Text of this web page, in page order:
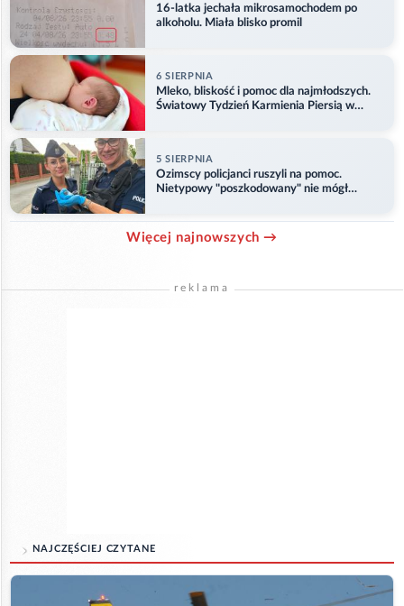
16-latka jechała mikrosamochodem po
alkoholu. Miała blisko promil
6 SIERPNIA
Mleko, bliskość i pomoc dla najmłodszych.
Światowy Tydzień Karmienia Piersią w
5 SIERPNIA
Ozimscy policjanci ruszyli na pomoc.
Nietypowy "poszkodowany" nie mógł
Więcej najnowszych →
reklama
NAJCZĘŚCIEJ CZYTANE